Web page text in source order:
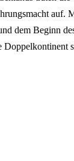
auf.
dem Beginn
Doppelkontinent